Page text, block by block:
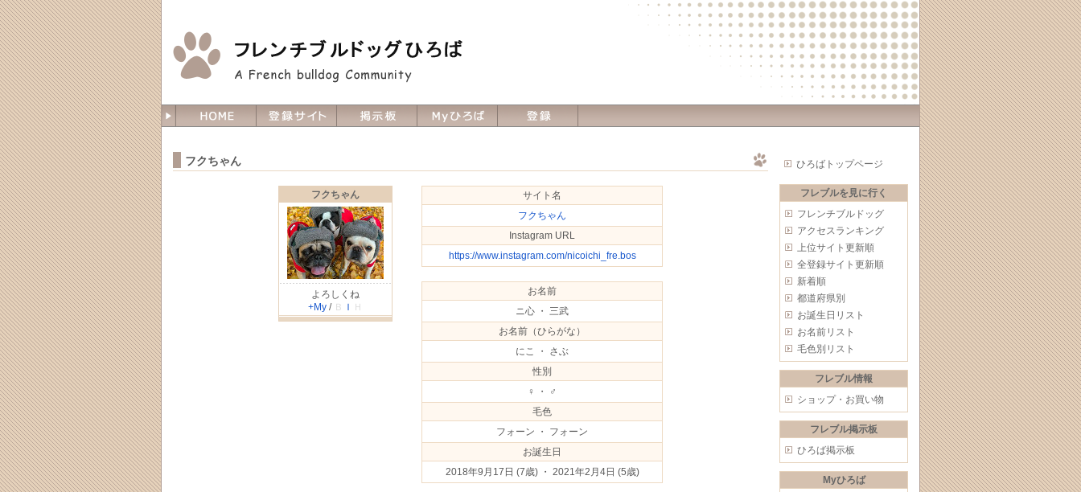
ひろばトップページ
フレブルを見に行く
フレンチブルドッグ
アクセスランキング
上位サイト更新順
全登録サイト更新順
新着順
都道府県別
お誕生日リスト
お名前リスト
毛色別リスト
フレブル情報
ショップ・お買い物
フレブル掲示板
ひろば掲示板
Myひろば
フクちゃん
フクちゃん
よろしくね
+My / Ｂ Ｉ Ｈ
サイト名
フクちゃん
Instagram URL
https://www.instagram.com/nicoichi_fre.bos
お名前
ニ心 ・ 三武
お名前（ひらがな）
にこ ・ さぶ
性別
♀ ・ ♂
毛色
フォーン ・ フォーン
お誕生日
2018年9月17日 (7歳) ・ 2021年2月4日 (5歳)